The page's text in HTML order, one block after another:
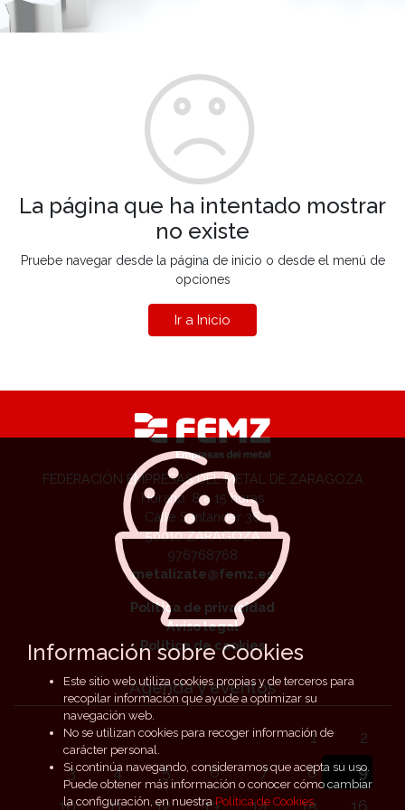
La página que ha intentado mostrar
no existe
Pruebe navegar desde la página de inicio o desde el menú de
opciones
Ir a Inicio
FEDERACIÓN EMPRESAS DEL METAL DE ZARAGOZA
Horario: 8 a 15 horas
Calle Santander 36
50010 ZARAGOZA
976768768
metalizate@femz.es
Política de privacidad
Aviso legal
Política de cookies
Agenda y eventos
1
2
3
4 5 6 7 8
9
Información sobre Cookies
Este sitio web utiliza cookies propias y de terceros para
recopilar información que ayude a optimizar su
navegación web.
No se utilizan cookies para recoger información de
carácter personal.
Si continúa navegando, consideramos que acepta su uso.
Puede obtener más información o conocer cómo cambiar
la configuración, en nuestraPolítica de Cookies.